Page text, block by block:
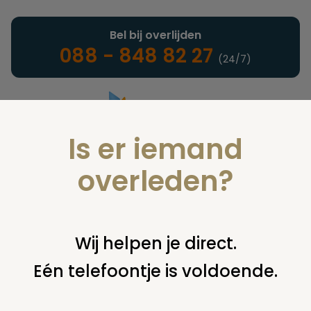
Landelijke uitvaartonderneming
Bel bij overlijden
088 - 848 82 27 (24/7)
U bent hier: home nieuws & agenda nieuws twee mogelijke
locaties voor islamitische en hindoeïstische uitvaarten
Is er iemand
overleden?
Wij helpen je direct.
Eén telefoontje is voldoende.